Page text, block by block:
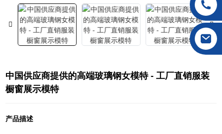
中国供应商提供的高端玻璃钢女模特 - 工厂直销服装
橱窗展示模特
产品描述